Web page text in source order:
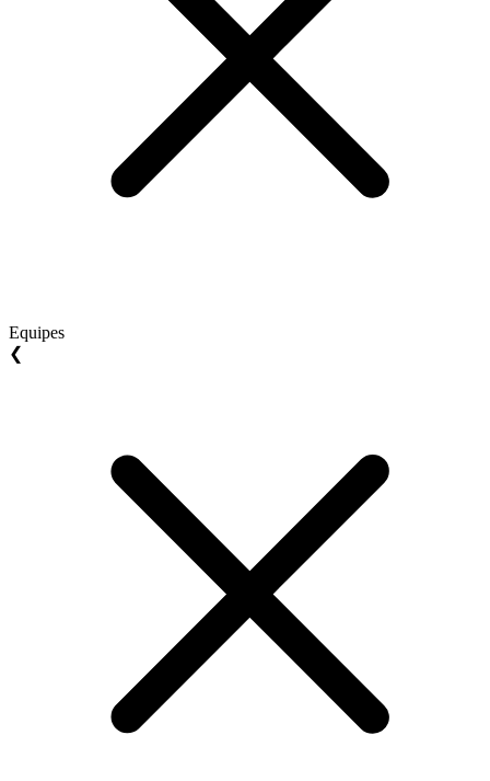
Equipes
❮